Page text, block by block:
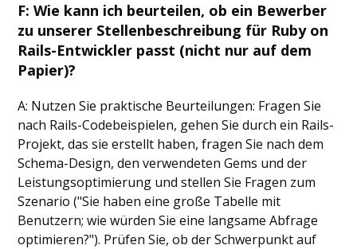
F: Wie kann ich beurteilen, ob ein Bewerber
zu unserer Stellenbeschreibung für Ruby on
Rails-Entwickler passt (nicht nur auf dem
Papier)?
A: Nutzen Sie praktische Beurteilungen: Fragen Sie
nach Rails-Codebeispielen, gehen Sie durch ein Rails-
Projekt, das sie erstellt haben, fragen Sie nach dem
Schema-Design, den verwendeten Gems und der
Leistungsoptimierung und stellen Sie Fragen zum
Szenario ("Sie haben eine große Tabelle mit
Benutzern; wie würden Sie eine langsame Abfrage
optimieren?"). Prüfen Sie, ob der Schwerpunkt auf